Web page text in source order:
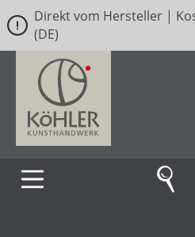
Zum Hauptinhalt springen
Direkt vom Hersteller |
(DE)